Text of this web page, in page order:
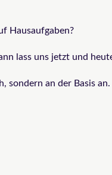
Hausaufgaben?
lass uns jetzt und
sondern an der Basis an.